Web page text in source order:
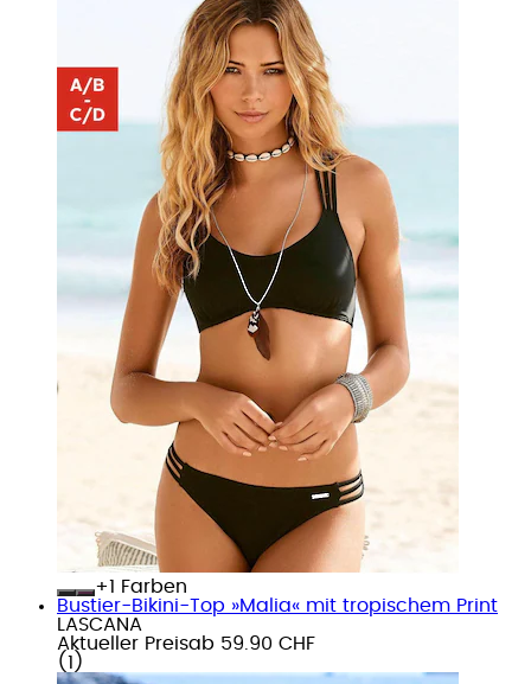
+
Farben
Bustier-Bikini-Top »Malia« mit tropischem Print
LASCANA
Aktueller Preisab 59.90 CHF
( 1 )